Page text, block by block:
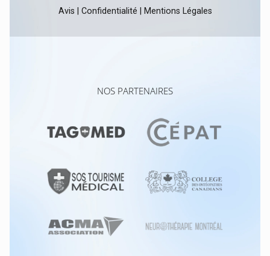
Avis Confidentialité Mentions Légales
NOS PARTENAIRES